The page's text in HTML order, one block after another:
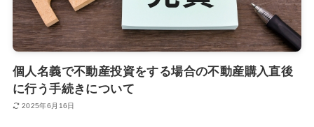
個人名義で不動産投資をする場合の不動産購入直後
に行う手続きについて
2025年6月16日